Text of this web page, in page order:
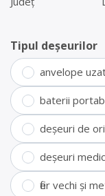
Tipul deșeurilor
anvelope
baterii
deșeuri de
deșeuri
fier vechi și